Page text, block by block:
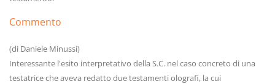
Commento
(di Daniele Minussi)
Interessante l'esito interpretativo della S.C. nel caso concreto di una
testatrice che aveva redatto due testamenti olografi, la cui